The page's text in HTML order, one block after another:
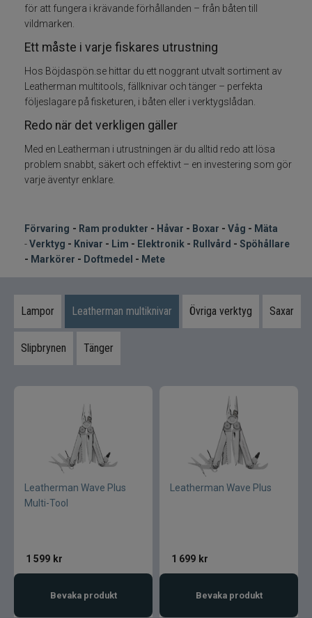
Knivar
Elektronik
Rullvård
Spöhållare
Doftmedel och färger
Övrigt
Flugbindning
Trolling
Varumärken
för att fungera i krävande förhållanden – från båten till
vildmarken.
Ett måste i varje fiskares utrustning
Hos Böjdaspön.se hittar du ett noggrant utvalt sortiment av
Leatherman multitools, fällknivar och tänger – perfekta
följeslagare på fisketuren, i båten eller i verktygslådan.
Redo när det verkligen gäller
Med en Leatherman i utrustningen är du alltid redo att lösa
problem snabbt, säkert och effektivt – en investering som gör
varje äventyr enklare.
Förvaring - Ram produkter - Håvar - Boxar - Våg - Mäta
-Verktyg - Knivar - Lim - Elektronik - Rullvård - Spöhållare
- Markörer - Doftmedel - Mete
Lampor Leatherman multiknivar Övriga verktyg Saxar
Slipbrynen Tänger
Leatherman Wave Plus
Multi-Tool
1 599 kr
Bevaka produkt
Leatherman Wave Plus
1 699 kr
Bevaka produkt